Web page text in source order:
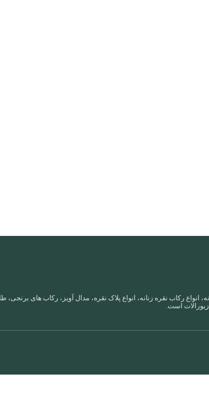
انواع رکاب نقره زنانه، انواع پلاک نقره، مدال آویز، رکاب های
است.